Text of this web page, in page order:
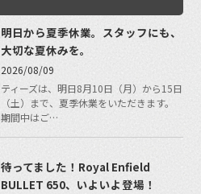
明日から夏季休業。スタッフにも、
大切な夏休みを。
2026/08/09
ティーズは、明日8月10日（月）から15日
（土）まで、夏季休業をいただきます。
期間中はご…
待ってました！Royal Enfield
BULLET 650、いよいよ登場！